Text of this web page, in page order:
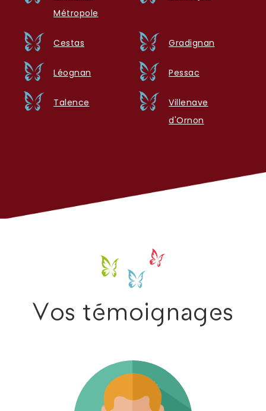
Métropole
Cestas Gradignan
Léognan Pessac
Talence
Villenave
d'Ornon
Vos témoignages